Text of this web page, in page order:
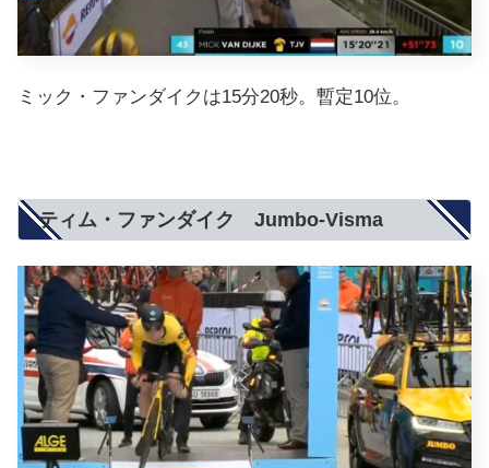
ミック・ファンダイクは15分20秒。暫定10位。
ティム・ファンダイク Jumbo-Visma